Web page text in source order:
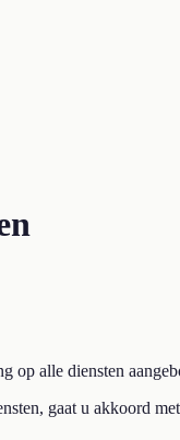
op alle diensten
gaat u akkoord